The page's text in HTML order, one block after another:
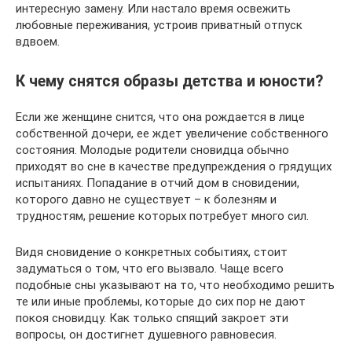
интересную замену. Или настало время освежить
любовные переживания, устроив приватный отпуск
вдвоем.
К чему снятся образы детства и юности?
Если же женщине снится, что она рождается в лице
собственной дочери, ее ждет увеличение собственного
состояния. Молодые родители сновидца обычно
приходят во сне в качестве предупреждения о грядущих
испытаниях. Попадание в отчий дом в сновидении,
которого давно не существует – к болезням и
трудностям, решение которых потребует много сил.
Видя сновидение о конкретных событиях, стоит
задуматься о том, что его вызвало. Чаще всего
подобные сны указывают на то, что необходимо решить
те или иные проблемы, которые до сих пор не дают
покоя сновидцу. Как только спящий закроет эти
вопросы, он достигнет душевного равновесия.